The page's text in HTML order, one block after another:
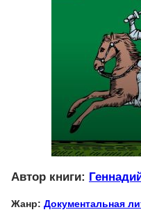
Автор книги:
Жанр: Документальная